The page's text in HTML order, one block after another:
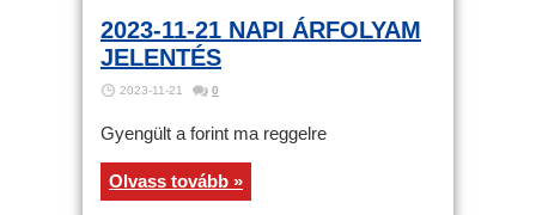
2023-11-21 NAPI ÁRFOLYAM
JELENTÉS
2023-11-21 0
Gyengült a forint ma reggelre
Olvass tovább »